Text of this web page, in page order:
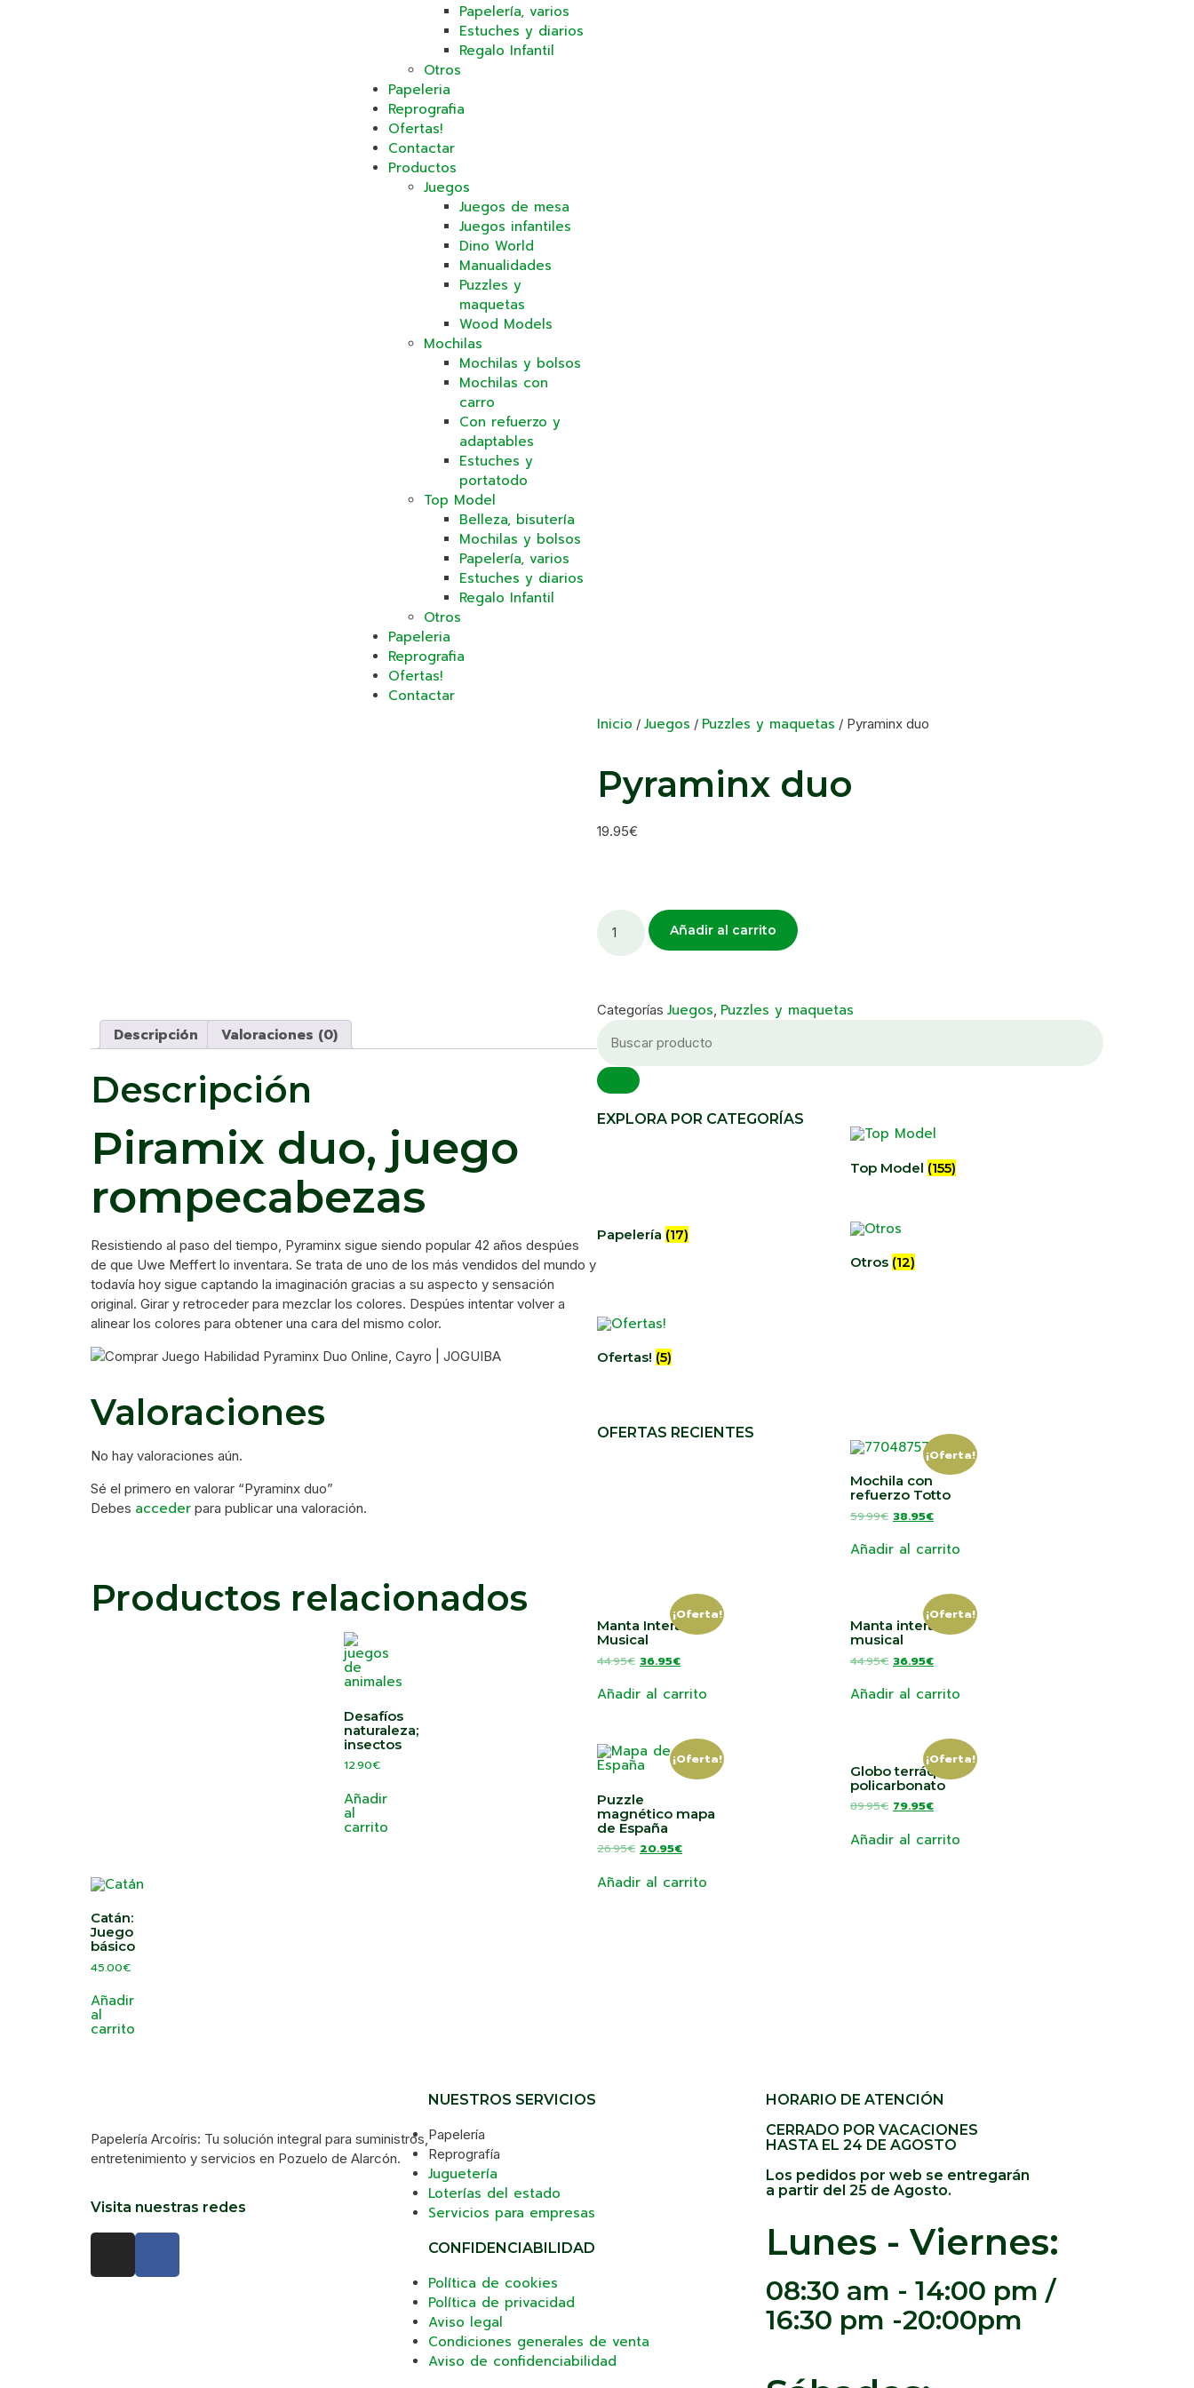
Papelería, varios
Estuches y diarios
Regalo Infantil
Otros
Papeleria
Reprografia
Ofertas!
Contactar
Productos
Juegos
Juegos de mesa
Juegos infantiles
Dino World
Manualidades
Puzzles y
maquetas
Wood Models
Mochilas
Mochilas y bolsos
Mochilas con
carro
Con refuerzo y
adaptables
Estuches y
portatodo
Top Model
Belleza, bisutería
Mochilas y bolsos
Papelería, varios
Estuches y diarios
Regalo Infantil
Otros
Papeleria
Reprografia
Ofertas!
Contactar
Inicio / Juegos / Puzzles y maquetas / Pyraminx duo
Pyraminx duo
19.95€
Añadir al carrito
Categorías Juegos, Puzzles y maquetas
Descripción
Valoraciones (0)
Descripción
Piramix duo, juego
rompecabezas
Resistiendo al paso del tiempo, Pyraminx sigue siendo popular 42 años despúes
de que Uwe Meffert lo inventara. Se trata de uno de los más vendidos del mundo y
todavía hoy sigue captando la imaginación gracias a su aspecto y sensación
original. Girar y retroceder para mezclar los colores. Despúes intentar volver a
alinear los colores para obtener una cara del mismo color.
Valoraciones
No hay valoraciones aún.
Sé el primero en valorar “Pyraminx duo”
Debes acceder para publicar una valoración.
Productos relacionados
Desafíos
naturaleza;
insectos
12.90€
Añadir
al
carrito
Catán:
Juego
básico
45.00€
Añadir
al
carrito
EXPLORA POR CATEGORÍAS
Top Model (155)
Papelería (17)
Otros (12)
Ofertas! (5)
OFERTAS RECIENTES
¡Oferta!
Mochila con
refuerzo Totto
59.99€ 38.95€
Añadir al carrito
¡Oferta!
Manta Interactiva
Musical
44.95€ 36.95€
Añadir al carrito
¡Oferta!
Manta interactiva
musical
44.95€ 36.95€
Añadir al carrito
¡Oferta!
Puzzle
magnético mapa
de España
26.95€ 20.95€
Añadir al carrito
¡Oferta!
Globo terráqueo
policarbonato
89.95€ 79.95€
Añadir al carrito
Papelería Arcoíris: Tu solución integral para suministros,
entretenimiento y servicios en Pozuelo de Alarcón.
Visita nuestras redes
NUESTROS SERVICIOS
Papelería
Reprografía
Juguetería
Loterías del estado
Servicios para empresas
CONFIDENCIABILIDAD
Política de cookies
Política de privacidad
Aviso legal
Condiciones generales de venta
Aviso de confidenciabilidad
HORARIO DE ATENCIÓN
CERRADO POR VACACIONES
HASTA EL 24 DE AGOSTO
Los pedidos por web se entregarán
a partir del 25 de Agosto.
Lunes - Viernes:
08:30 am - 14:00 pm /
16:30 pm -20:00pm